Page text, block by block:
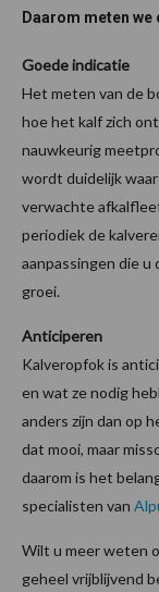
Daarom meten
Goede indicatie
Het meten van de
hoe het kalf zich
nauwkeurig
wordt duidelijk
verwachte
periodiek de
aanpassingen die
groei.
Anticiperen
Kalveropfok is
en wat ze nodig
anders zijn dan op
dat mooi, maar
daarom is het
specialisten van
Wilt u meer weten
geheel vrijblijvend